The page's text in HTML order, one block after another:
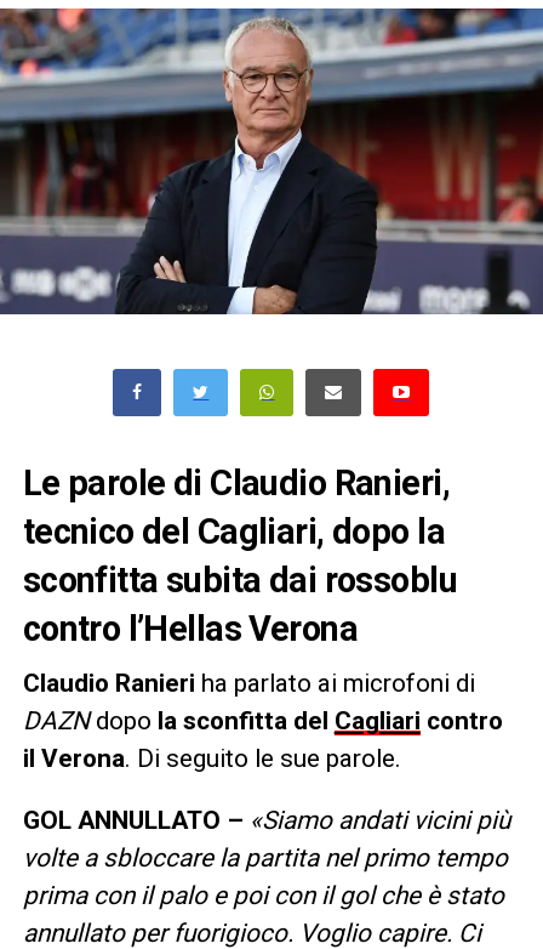
Le parole di Claudio Ranieri,
tecnico del Cagliari, dopo la
sconfitta subita dai rossoblu
contro l’Hellas Verona
Claudio Ranieri ha parlato ai microfoni di
DAZNdopo la sconfitta del Cagliari contro
il Verona. Di seguito le sue parole.
GOL ANNULLATO – «Siamo andati vicini più
volte a sbloccare la partita nel primo tempo
prima con il palo e poi con il gol che è stato
annullato per fuorigioco. Voglio capire. Ci